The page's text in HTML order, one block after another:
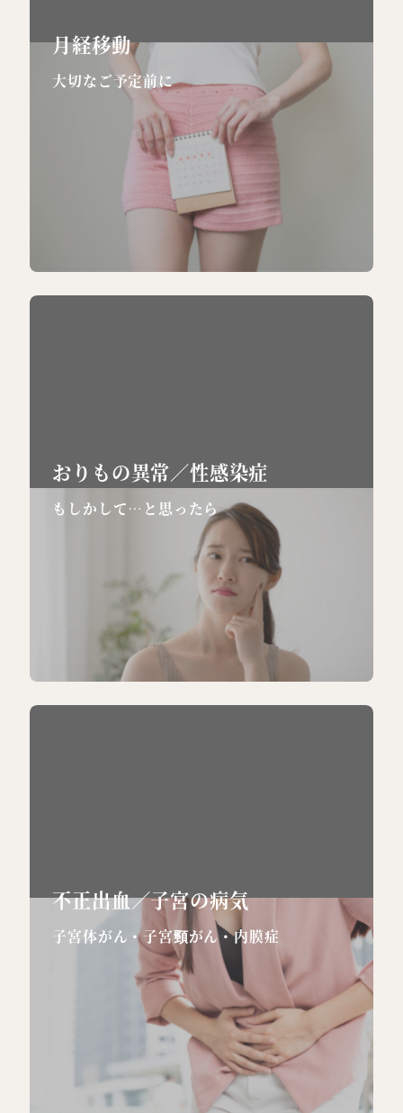
月経移動
大切なご予定前に
おりもの異常／性感染症
もしかして…と思ったら
不正出血／子宮の病気
子宮体がん・子宮頸がん・内膜症